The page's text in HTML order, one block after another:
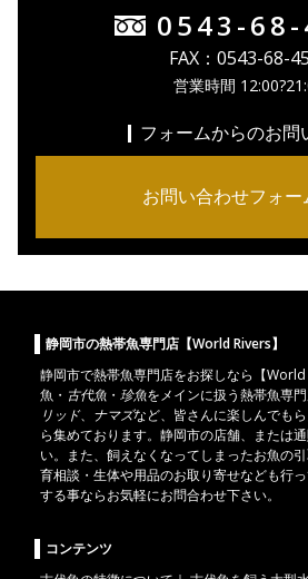
0543-68-
FAX：0543-68-
営業時間
フォームからのお問
お問い合わせフォー
静岡市の熱帯魚専門店【World Rivers】
静岡市で熱帯魚専門店をお探しなら【
魚 ・ 古代魚 ・ 珍魚をメインに扱う熱帯魚専門
リッド、 ナマズなど、皆さんに楽しんでも
ら集めております。静岡市の店舗、または
い。また、飼えなくなってしまったお魚の
育相談・生体や用品のお取り寄せなども行
する事ならお気軽にお問合わせ下さい。
コンテンツ